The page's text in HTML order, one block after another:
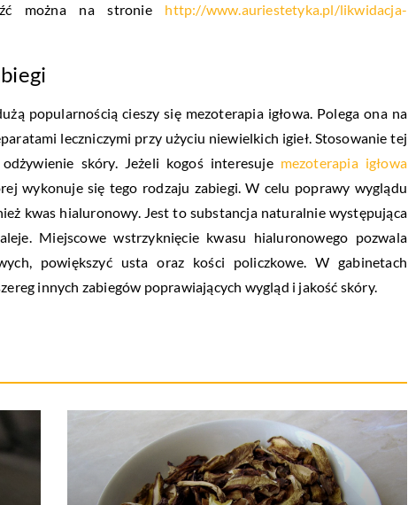
można na stronie http://www.auriestetyka.pl/likwidacja-
popularnością cieszy się mezoterapia igłowa. Polega ona na
leczniczymi przy użyciu niewielkich igieł. Stosowanie tej
skóry. Jeżeli kogoś interesuje mezoterapia igłowa
wykonuje się tego rodzaju zabiegi. W celu poprawy wyglądu
kwas hialuronowy. Jest to substancja naturalnie występująca
Miejscowe wstrzyknięcie kwasu hialuronowego pozwala
powiększyć usta oraz kości policzkowe. W gabinetach
innych zabiegów poprawiających wygląd i jakość skóry.